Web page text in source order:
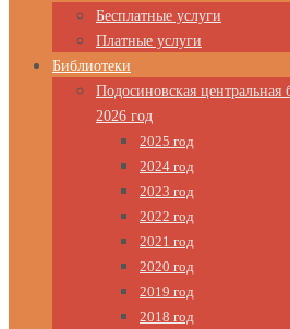
Бесплатные услуги
Платные услуги
Библиотеки
Подосиновская
2026 год
2025 год
2024 год
2023 год
2022 год
2021 год
2020 год
2019 год
2018 год